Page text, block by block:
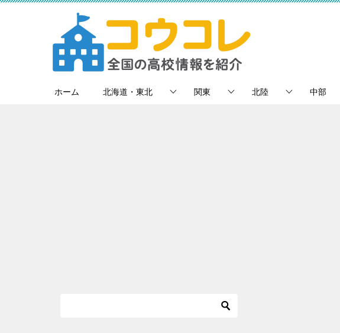
ホーム 北海道・東北 関東 北陸 中部